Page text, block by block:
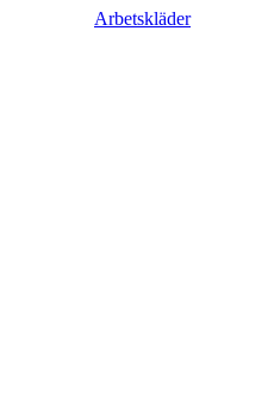
Arbetskläder